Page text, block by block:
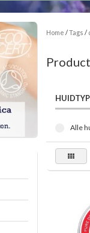
Home /Tags /
Alle